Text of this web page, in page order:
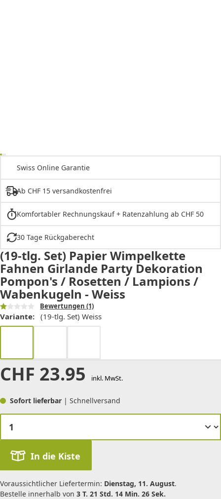
Swiss Online Garantie
Ab CHF 15 versandkostenfrei
Komfortabler Rechnungskauf + Ratenzahlung ab CHF 50
30 Tage Rückgaberecht
(19-tlg. Set) Papier Wimpelkette
Fahnen Girlande Party Dekoration
Pompon's / Rosetten / Lampions /
Wabenkugeln - Weiss
Bewertungen (1)
Variante: (19-tlg. Set) Weiss
CHF 23.95 inkl. MwSt.
Sofort lieferbar | Schnellversand
In die Kiste
Voraussichtlicher Liefertermin: Dienstag, 11. August.
Bestelle innerhalb von 3 T. 21 Std. 14 Min. 26 Sek.